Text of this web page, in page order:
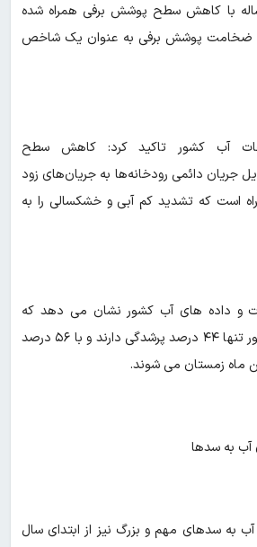
با کاهش سطح پوشش برفی همراه شده
ضخامت پوشش برفی به عنوان یک شاخص
آب کشور تاکید کرد: کاهش سطح
جریان دائمی رودخانه‌ها به جریان‌های زود
است که تشدید کم آبی و خشکسالی را به
و داده های آب کشور نشان می دهد که
سدهای مهم و بزرگ کشور تنها ۴۴ درصد پرشدگی دارند و با ۵۶ درصد
ماه زمستان می شوند.
به سدهای مهم و بزرگ نیز از ابتدای سال